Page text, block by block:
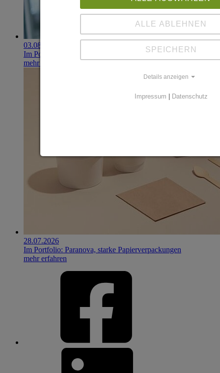
03.08.2026
Im Portfolio: Iset Telecom, IT für das Gesundheitswesen
mehr erfahren
28.07.2026
Im Portfolio: Paranova, starke Papierverpackungen
mehr erfahren
ALLE ABLEHNEN
SPEICHERN
Details anzeigen
Impressum Datenschutz